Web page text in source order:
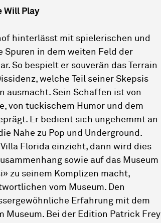
Will Play
hinterlässt mit spielerischen und
in dem weiten Feld der
So bespielt er souverän das Terrain
welche Teil seiner Skepsis
ausmacht. Sein Schaffen ist von
von tückischem Humor und dem
Er bedient sich ungehemmt an
Nähe zu Pop und Underground.
Florida einzieht, dann wird dies
sowie auf das Museum
zu seinem Komplizen macht,
vom Museum. Den
Erfahrung mit dem
Museum. Bei der Edition Patrick Frey